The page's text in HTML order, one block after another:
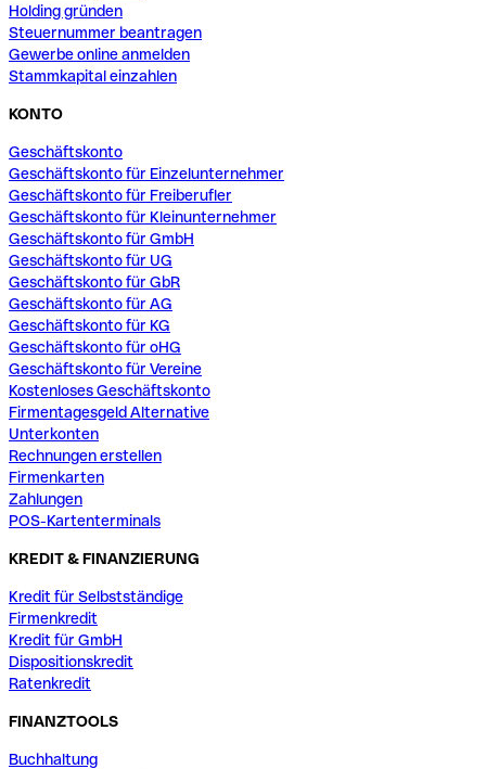
Holding gründen
Steuernummer beantragen
Gewerbe online anmelden
Stammkapital einzahlen
KONTO
Geschäftskonto
Geschäftskonto für Einzelunternehmer
Geschäftskonto für Freiberufler
Geschäftskonto für Kleinunternehmer
Geschäftskonto für GmbH
Geschäftskonto für UG
Geschäftskonto für GbR
Geschäftskonto für AG
Geschäftskonto für KG
Geschäftskonto für oHG
Geschäftskonto für Vereine
Kostenloses Geschäftskonto
Firmentagesgeld Alternative
Unterkonten
Rechnungen erstellen
Firmenkarten
Zahlungen
POS-Kartenterminals
KREDIT & FINANZIERUNG
Kredit für Selbstständige
Firmenkredit
Kredit für GmbH
Dispositionskredit
Ratenkredit
FINANZTOOLS
Buchhaltung